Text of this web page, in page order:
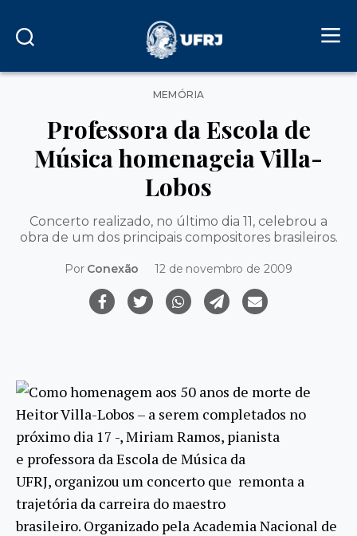
Categorias
MEMÓRIA
Professora da Escola de
Música homenageia Villa-
Lobos
Concerto realizado, no último dia 11, celebrou a
obra de um dos principais compositores brasileiros.
Por Conexão 12 de novembro de 2009
Como homenagem aos 50 anos de morte de
Heitor Villa-Lobos – a serem completados no
próximo dia 17 -, Miriam Ramos, pianista
e professora da Escola de Música da
UFRJ, organizou um concerto que remonta a
trajetória da carreira do maestro
brasileiro. Organizado pela Academia Nacional de